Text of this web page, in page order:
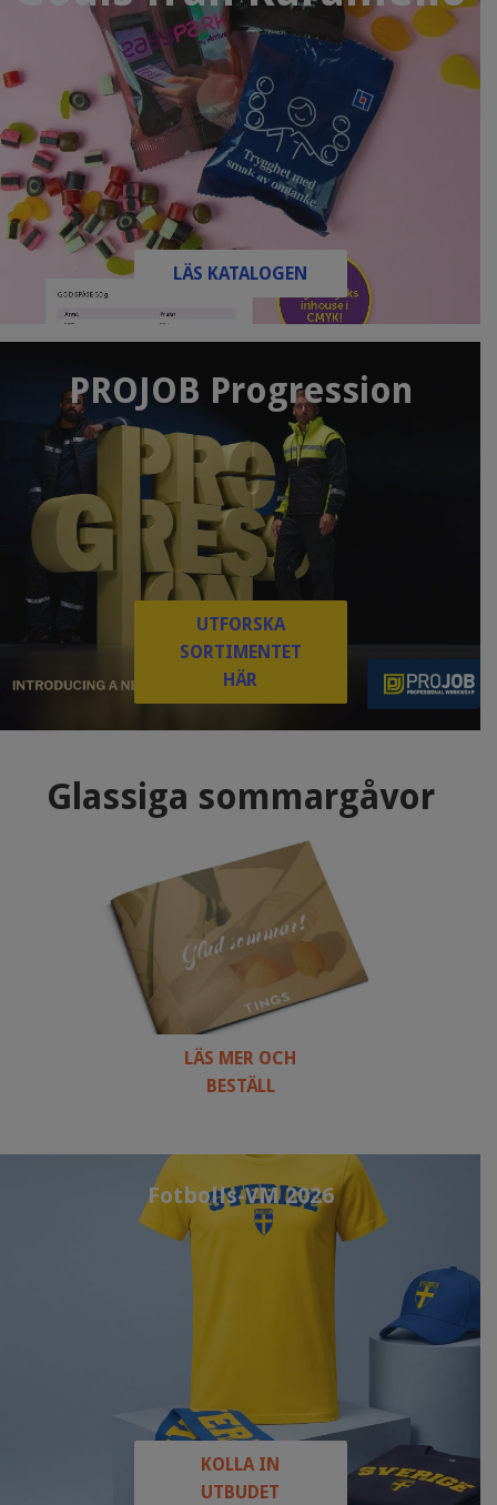
LÄS KATALOGEN
PROJOB Progression
UTFORSKA
SORTIMENTET
HÄR
Glassiga sommargåvor
LÄS MER OCH
BESTÄLL
Fotbolls-VM 2026
KOLLA IN
UTBUDET